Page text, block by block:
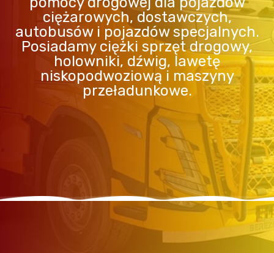
ciężarowych, dostawczych,
autobusów i pojazdów specjalnych.
Posiadamy ciężki sprzęt drogowy,
holowniki, dźwig, lawetę
niskopodwoziową i maszyny
przeładunkowe.